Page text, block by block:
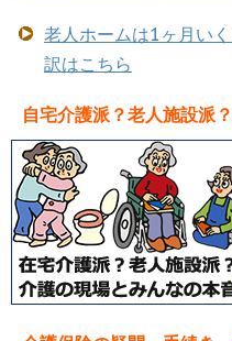
老人ホームは1ヶ月い
訳はこちら
自宅介護派？老人施設派